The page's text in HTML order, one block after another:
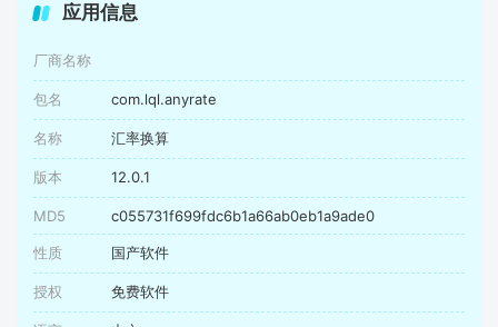
应用信息
厂商名称
包名 com.lql.anyrate
名称 汇率换算
版本 12.0.1
MD5 c055731f699fdc6b1a66ab0eb1a9ade0
性质 国产软件
授权 免费软件